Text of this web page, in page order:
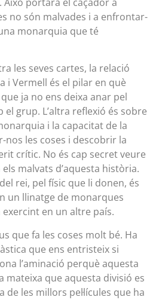
no són malvades i a enfrontar-
monarquia que té
les seves cartes, la relació
i Vermell és el pilar en què
ja no ens deixa anar pel
grup. L’altra reflexió és sobre
i la capacitat de la
les coses i descobrir la
crític. No és cap secret veure
malvats d’aquesta història.
rei, pel físic que li donen, és
un llinatge de monarques
en un altre país.
que fa les coses molt bé. Ha
que ens entristeix si
l’aminació perquè aquesta
mateixa que aquesta divisió es
de les millors pel·lícules que ha